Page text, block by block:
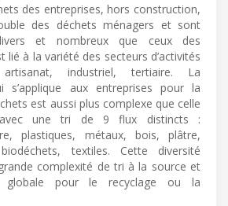
des entreprises, hors construction,
des déchets ménagers et sont
et nombreux que ceux des
lié à la variété des secteurs d’activités
industriel, tertiaire. La
s’applique aux entreprises pour la
est aussi plus complexe que celle
avec une tri de 9 flux distincts :
plastiques, métaux, bois, plâtre,
textiles. Cette diversité
complexité de tri à la source et
globale pour le recyclage ou la